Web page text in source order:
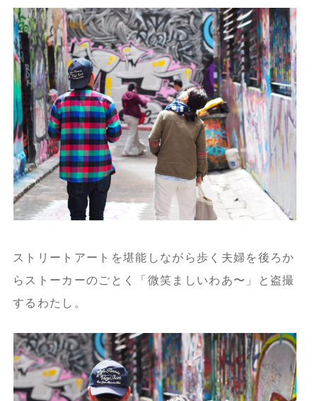
ストリートアートを堪能しながら歩く夫婦を後ろか
らストーカーのごとく「微笑ましいわあ〜」と盗撮
するわたし。